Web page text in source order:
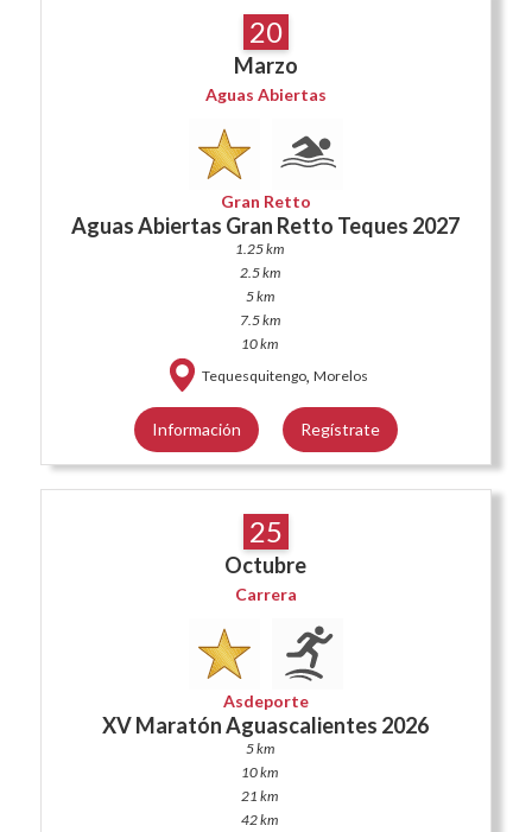
20
Marzo
Aguas Abiertas
Gran Retto
Aguas Abiertas Gran Retto Teques 2027
1.25 km
2.5 km
5 km
7.5 km
10 km
Tequesquitengo, Morelos
Información Regístrate
25
Octubre
Carrera
Asdeporte
XV Maratón Aguascalientes 2026
5 km
10 km
21 km
42 km